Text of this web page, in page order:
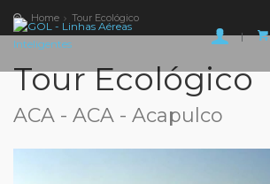
|
Home Tour Ecológico
Tour Ecológico
ACA - ACA - Acapulco